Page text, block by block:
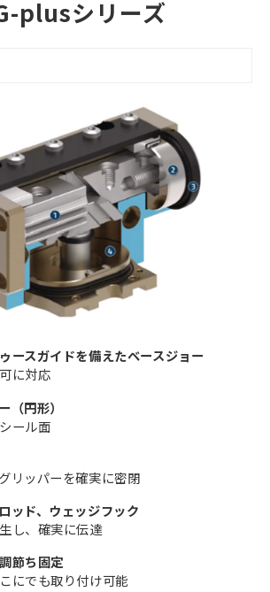
plusシリーズ
ースガイドを備えたベースジョー
に対応
（円形）
ール面
リッパーを確実に密閉
ッド、ウェッジフック
し、確実に伝達
節ち固定
にでも取り付け可能